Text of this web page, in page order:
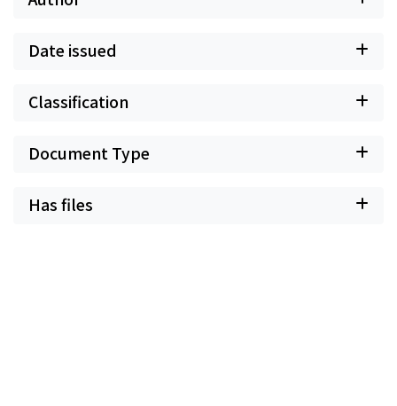
Date issued
Classification
Document Type
Has files